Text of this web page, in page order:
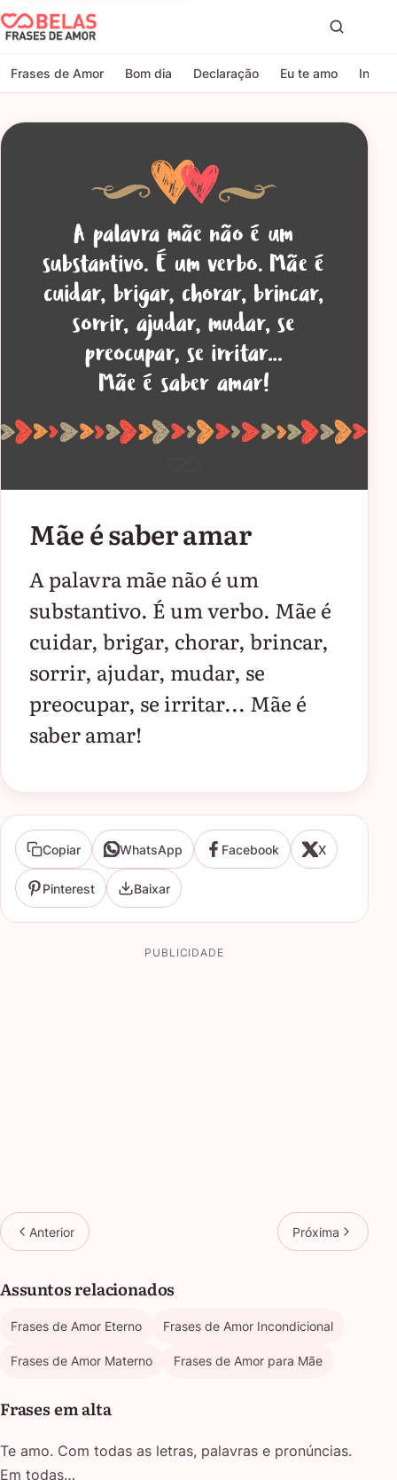
Belas Frases de Amor
Frases de Amor Bom dia Declaração Eu te amo
Mãe é saber amar
A palavra mãe não é um
substantivo. É um verbo. Mãe é
cuidar, brigar, chorar, brincar,
sorrir, ajudar, mudar, se
preocupar, se irritar... Mãe é
saber amar!
Copiar WhatsApp Facebook X
Pinterest Baixar
PUBLICIDADE
Anterior Próxima
Assuntos relacionados
Frases de Amor Eterno Frases de Amor Incondicional
Frases de Amor Materno Frases de Amor para Mãe
Frases em alta
Te amo. Com todas as letras, palavras e pronúncias.
Em todas…